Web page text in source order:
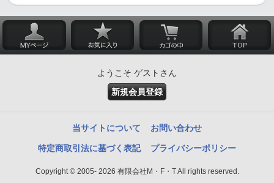
ようこそ ゲストさん
新規会員登録
当サイトについて お問い合わせ
特定商取引法に基づく表記 プライバシーポリシー
Copyright © 2005- 2026 有限会社M・F・T All rights reserved.